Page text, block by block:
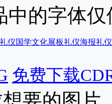
中的字体
仪国学文化展板礼仪海报礼
免费下载